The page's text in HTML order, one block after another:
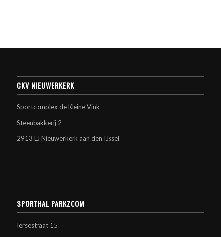
CKV NIEUWERKERK
Sportcomplex de Kleine Vink
Steenbakkerij 2
2913 LJ Nieuwerkerk aan den IJssel
SPORTHAL PARKZOOM
Iersestraat 15